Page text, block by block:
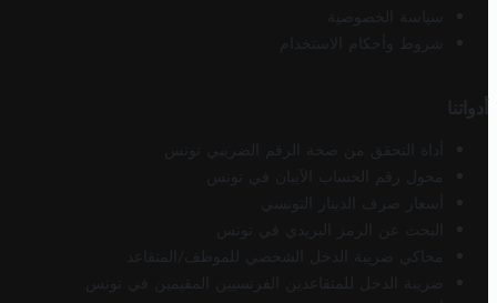
سياسة الخصوصية
شروط وأحكام الاستخدام
أدواتنا
أداة التحقق من صحة الرقم الضريبي تونس
محول رقم الحساب الآيبان في تونس
أسعار صرف الدينار التونسي
البحث عن الرمز البريدي في تونس
محاكي ضريبة الدخل الشخصي للموظف/المتقاعد
ضريبة الدخل للمتقاعدين الفرنسيين المقيمين في تونس